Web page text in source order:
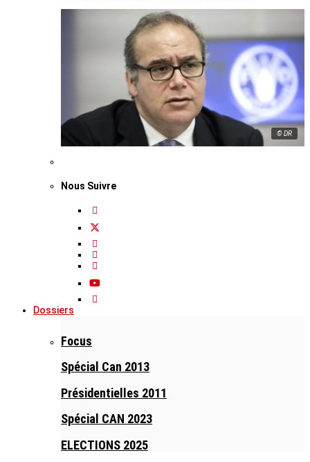
© DR
Nous Suivre
Dossiers
Focus
Spécial Can 2013
Présidentielles 2011
Spécial CAN 2023
ELECTIONS 2025